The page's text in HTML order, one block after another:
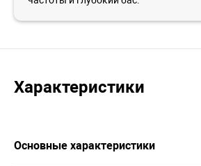
Характеристики
Основные характеристики